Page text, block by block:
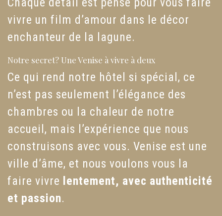
vivre un film d’amour dans le décor
enchanteur de la lagune.
Notre secret? Une Venise à vivre à deux
Ce qui rend notre hôtel si spécial, ce
n’est pas seulement l’élégance des
chambres ou la chaleur de notre
accueil, mais l’expérience que nous
construisons avec vous. Venise est une
ville d’âme, et nous voulons vous la
faire vivre lentement, avec authenticité
et passion.